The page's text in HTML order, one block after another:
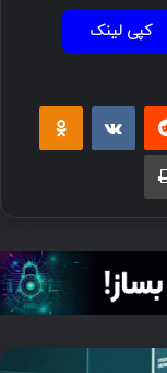
کپی لینک
چاپ